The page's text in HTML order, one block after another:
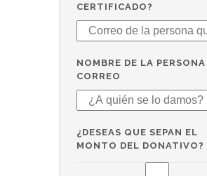
CERTIFICADO?
NOMBRE DE LA PERSONA
CORREO
¿DESEAS QUE SEPAN EL
MONTO DEL DONATIVO?